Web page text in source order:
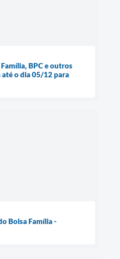
BPC e outros
o dia 05/12 para
Bolsa Família -